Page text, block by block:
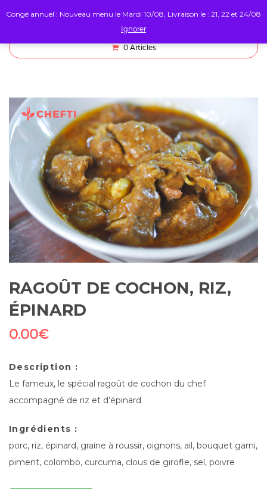
0 Articles
RAGOÛT DE COCHON, RIZ,
ÉPINARD
0.00€
Description :
Le fameux, le spécial ragoût de cochon du chef
accompagné de riz et d’épinard
Ingrédients :
porc, riz, épinard, graine à roussir, oignons, ail, bouquet garni,
piment, colombo, curcuma, clous de girofle, sel, poivre
Congé annuel : Nouveau menu le Mardi 10/08, Livraison le : 21, 22 et 24/08
Ignorer